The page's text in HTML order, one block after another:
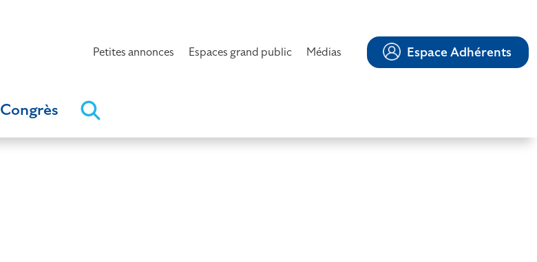
Petites annonces Espaces grand public Médias Espace Adhérents
Congrès